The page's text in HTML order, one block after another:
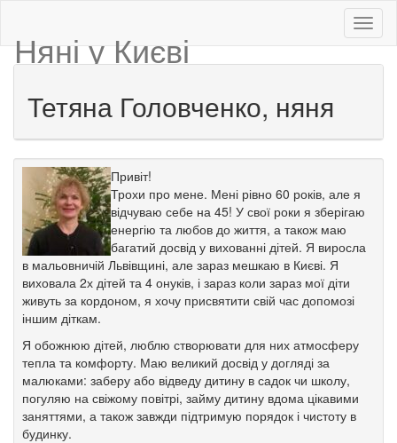
Няні у Києві
Тетяна Головченко, няня
Привіт!
Трохи про мене. Мені рівно 60 років, але я
відчуваю себе на 45! У свої роки я зберігаю
енергію та любов до життя, а також маю
багатий досвід у вихованні дітей. Я виросла
в мальовничій Львівщині, але зараз мешкаю в Києві. Я
виховала 2х дітей та 4 онуків, і зараз коли зараз мої діти
живуть за кордоном, я хочу присвятити свій час допомозі
іншим діткам.
Я обожнюю дітей, люблю створювати для них атмосферу
тепла та комфорту. Маю великий досвід у догляді за
малюками: заберу або відведу дитину в садок чи школу,
погуляю на свіжому повітрі, займу дитину вдома цікавими
заняттями, а також завжди підтримую порядок і чистоту в
будинку.